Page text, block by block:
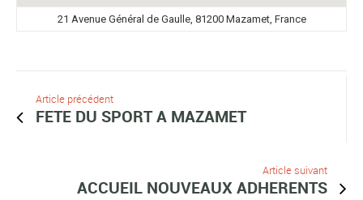
21 Avenue Général de Gaulle, 81200 Mazamet, France
Article précédent
FETE DU SPORT A MAZAMET
Article suivant
ACCUEIL NOUVEAUX ADHERENTS